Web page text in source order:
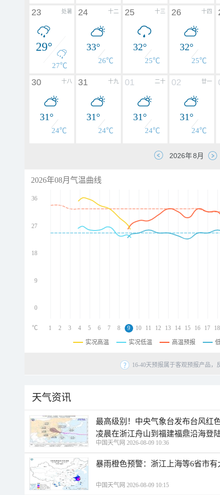
处暑
23
29°
27℃
十二
24
33°
26℃
十三
25
32°
25℃
十四
26
32°
25℃
十八
30
31°
24℃
十九
31
31°
24℃
二十
01
31°
24℃
廿一
02
31°
24℃
2026年08月气温曲线
36
27
18
9
0
1 2 3 4 5 6 7 8 9 10 11 12 13 14 15 16 17 18
℃
实况高温 实况低温 高温预报
16-40天预报属于客观预报产品
天气资讯
最高级别！中央气象台发布台风红
凌晨在浙江舟山到福建福鼎沿海登
中国天气网 2026-08-09 10:36
暴雨橙色预警：浙江上海等6省市
中国天气网 2026-08-09 10:15